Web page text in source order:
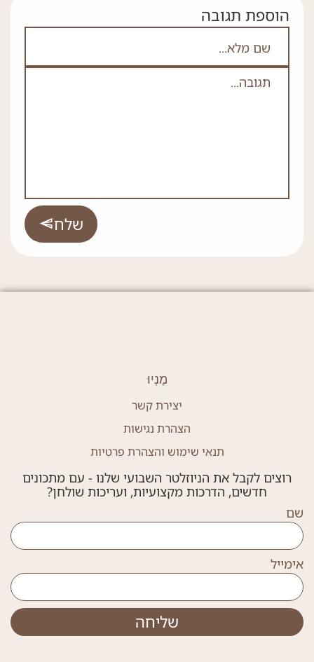
אם אתה לא רובוט אל תמלא את השדה הזה
הוספת תגובה
שם מלא
תגובה*
שלח
מֶנְיוּ
יצירת קשר
הצהרת נגישות
תנאי שימוש והצהרת פרטיות
רוצים לקבל את הניוזלטר השבועי שלנו - עם מתכונים
חדשים, הדרכות מקצועיות, ועריכות שולחן?
שם
אימייל
שליחה